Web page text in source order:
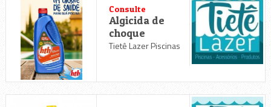
Consulte
Algicida de
choque
Tietê Lazer Piscinas